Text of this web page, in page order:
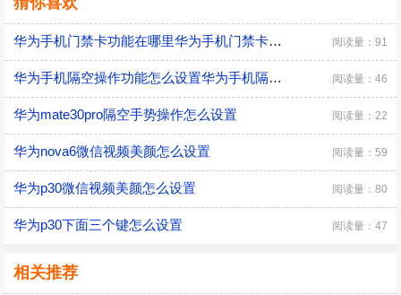
华为手机门禁卡功能在哪里华为手机门禁卡功能怎么设置 阅读量：91
华为手机隔空操作功能怎么设置华为手机隔空操作功能如何设置 阅读量：46
华为mate30pro隔空手势操作怎么设置 阅读量：22
华为nova6微信视频美颜怎么设置 阅读量：59
华为p30微信视频美颜怎么设置 阅读量：80
华为p30下面三个键怎么设置 阅读量：47
相关推荐